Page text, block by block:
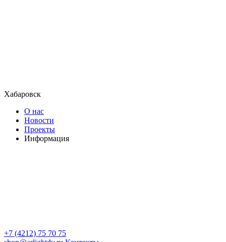
Хабаровск
О нас
Новости
Проекты
Информация
+7 (4212) 75 70 75